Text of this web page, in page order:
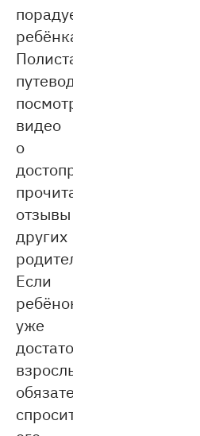
порадует
ребёнка.
Полистайте
путеводители,
посмотрите
видео
о
достопримечательностях,
прочитайте
отзывы
других
родителей.
Если
ребёнок
уже
достаточно
взрослый,
обязательно
спросите